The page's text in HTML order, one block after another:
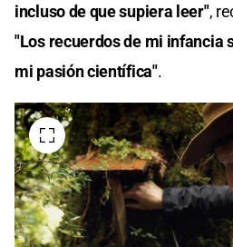
incluso de que supiera leer",
"Los recuerdos de mi infancia
mi pasión científica".